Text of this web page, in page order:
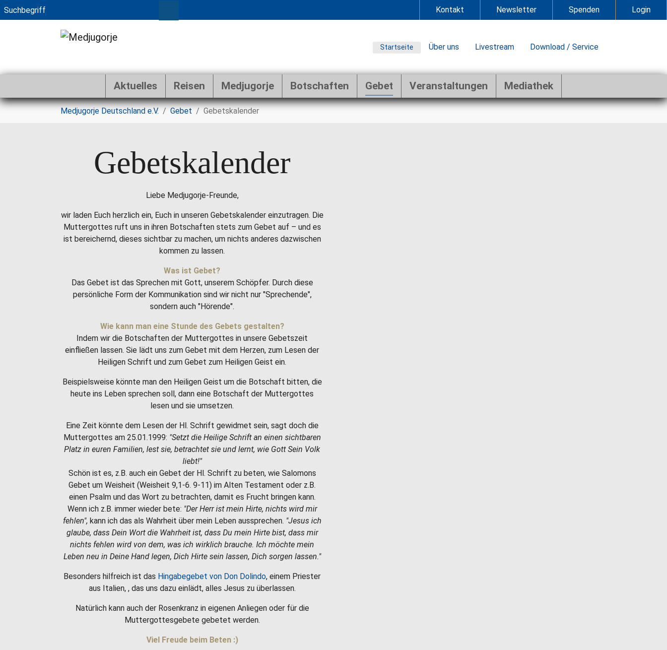
Zum Hauptinhalt springen
Kontakt Newsletter Spenden Login
Startseite Über uns Livestream Download / Service
Aktuelles Reisen Medjugorje Botschaften Gebet Veranstaltungen Mediathek
Sie sind hier:
Medjugorje Deutschland e.V. Gebet Gebetskalender
Gebetskalender
Liebe Medjugorje-Freunde,
wir laden Euch herzlich ein, Euch in unseren Gebetskalender einzutragen. Die
Muttergottes ruft uns in ihren Botschaften stets zum Gebet auf – und es
ist bereichernd, dieses sichtbar zu machen, um nichts anderes dazwischen
kommen zu lassen.
Was ist Gebet?
Das Gebet ist das Sprechen mit Gott, unserem Schöpfer. Durch diese
persönliche Form der Kommunikation sind wir nicht nur "Sprechende",
sondern auch "Hörende".
Wie kann man eine Stunde des Gebets gestalten?
Indem wir die Botschaften der Muttergottes in unsere Gebetszeit
einfließen lassen. Sie lädt uns zum Gebet mit dem Herzen, zum Lesen der
Heiligen Schrift und zum Gebet zum Heiligen Geist ein.
Beispielsweise könnte man den Heiligen Geist um die Botschaft bitten, die
heute ins Leben sprechen soll, dann eine Botschaft der Muttergottes
lesen und sie umsetzen.
Eine Zeit könnte dem Lesen der Hl. Schrift gewidmet sein, sagt doch die
Muttergottes am 25.01.1999: "Setzt die Heilige Schrift an einen sichtbaren
Platz in euren Familien, lest sie, betrachtet sie und lernt, wie Gott Sein Volk
liebt!"
Schön ist es, z.B. auch ein Gebet der Hl. Schrift zu beten, wie Salomons
Gebet um Weisheit (Weisheit 9,1-6. 9-11) im Alten Testament oder z.B.
einen Psalm und das Wort zu betrachten, damit es Frucht bringen kann.
Wenn ich z.B. immer wieder bete: "Der Herr ist mein Hirte, nichts wird mir
fehlen", kann ich das als Wahrheit über mein Leben aussprechen. "Jesus ich
glaube, dass Dein Wort die Wahrheit ist, dass Du mein Hirte bist, dass mir
nichts fehlen wird von dem, was ich wirklich brauche. Ich möchte mein
Leben neu in Deine Hand legen, Dich Hirte sein lassen, Dich sorgen lassen."
Besonders hilfreich ist das Hingabegebet von Don Dolindo, einem Priester
aus Italien, , das uns dazu einlädt, alles Jesus zu überlassen.
Natürlich kann auch der Rosenkranz in eigenen Anliegen oder für die
Muttergottesgebete gebetet werden.
Viel Freude beim Beten :)